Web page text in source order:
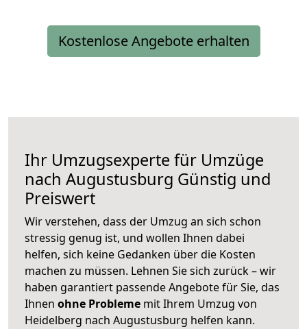
Kostenlose Angebote erhalten
Ihr Umzugsexperte für Umzüge
nach Augustusburg Günstig und
Preiswert
Wir verstehen, dass der Umzug an sich schon
stressig genug ist, und wollen Ihnen dabei
helfen, sich keine Gedanken über die Kosten
machen zu müssen. Lehnen Sie sich zurück – wir
haben garantiert passende Angebote für Sie, das
Ihnen ohne Probleme mit Ihrem Umzug von
Heidelberg nach Augustusburg helfen kann.